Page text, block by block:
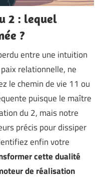
2 : lequel
?
entre une intuition
relationnelle, ne
le chemin de vie 11 ou
puisque le maître
du 2, mais notre
précis pour dissiper
enfin votre
cette dualité
de réalisation